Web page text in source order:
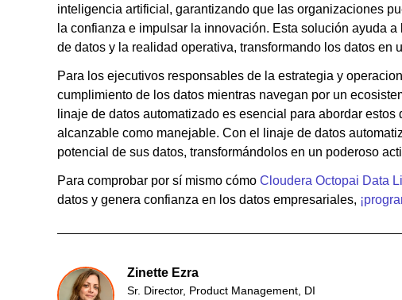
inteligencia artificial, garantizando que las organizaciones
la confianza e impulsar la innovación. Esta solución ayuda
de datos y la realidad operativa, transformando los datos en
Para los ejecutivos responsables de la estrategia y
cumplimiento de los datos mientras navegan por un
linaje de datos automatizado es esencial para abordar
alcanzable como manejable. Con el linaje de datos
potencial de sus datos, transformándolos en un poderoso
Para comprobar por sí mismo cómo Cloudera Octopai Data
datos y genera confianza en los datos empresariales,
Zinette Ezra
Sr. Director, Product Management, DI